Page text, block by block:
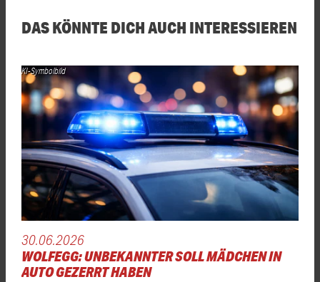
DAS KÖNNTE DICH AUCH INTERESSIEREN
KI-Symbolbild
30.06.2026
WOLFEGG: UNBEKANNTER SOLL MÄDCHEN IN
AUTO GEZERRT HABEN